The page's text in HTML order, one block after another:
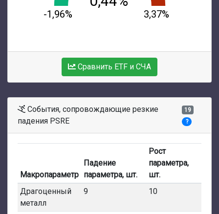
-1,96% 3,37%
Сравнить ETF и СЧА
События, сопровождающие резкие
падения PSRE
19
?
Макропараметр
Падение
параметра, шт.
Рост
параметра,
шт.
Драгоценный
металл
9 10